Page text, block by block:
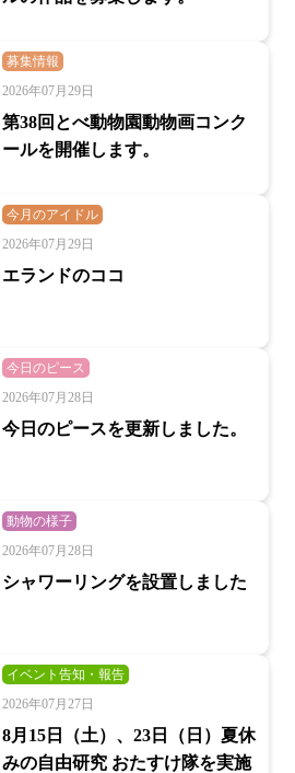
募集情報
2026年07月29日
第38回とべ動物園動物画コンク
ールを開催します。
今月のアイドル
2026年07月29日
エランドのココ
今日のピース
2026年07月28日
今日のピースを更新しました。
動物の様子
2026年07月28日
シャワーリングを設置しました
イベント告知・報告
2026年07月27日
8月15日（土）、23日（日）夏休
みの自由研究 おたすけ隊を実施